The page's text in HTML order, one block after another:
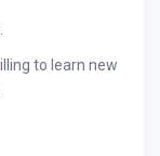
to learn new